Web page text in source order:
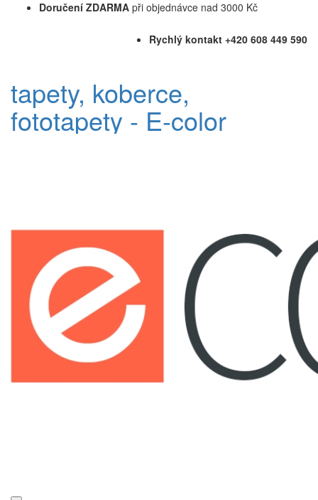
Doručení ZDARMA při objednávce nad 3000 Kč
Rychlý kontakt +420 608 449 590
tapety, koberce,
fototapety - E-color